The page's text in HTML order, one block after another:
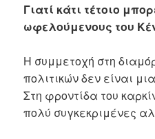
Γιατί κάτι τέτοιο
ωφελούμενους του
Η συμμετοχή στη
πολιτικών δεν είναι
Στη φροντίδα του
πολύ συγκεκριμένες